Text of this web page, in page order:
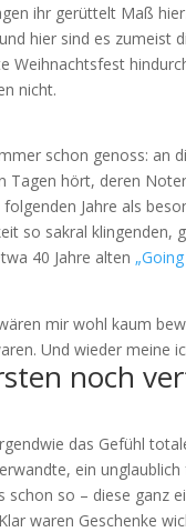
ihr gerüttelt Maß
hier sind es
Weihnachtsfest
nicht.
schon genoss: an
Tagen hört, deren
Jahre als
so sakral klingenden,
40 Jahre alten
mir wohl kaum
Und wieder meine
noch
das Gefühl
ein
schon so – diese ganz
waren Geschenke